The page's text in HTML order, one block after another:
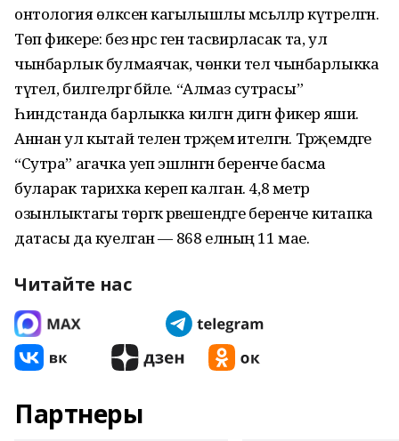
онтология өлкәсенә кагылышлы мәсьәләләр күтәрелгән.
Төп фикере: без нәрсә генә тасвирласак та, ул
чынбарлык булмаячак, чөнки тел чынбарлыкка
түгел, билгеләргә бәйле. “Алмаз сутрасы”
Һиндстанда барлыкка килгән дигән фикер яши.
Аннан ул кытай теленә тәрҗемә ителгән. Тәрҗемәдәге
“Сутра” агачка уеп эшләнгән беренче басма
буларак тарихка кереп калган. 4,8 метр
озынлыктагы төргәк рәвешендәге беренче китапка
датасы да куелган — 868 елның 11 мае.
Читайте нас
Партнеры